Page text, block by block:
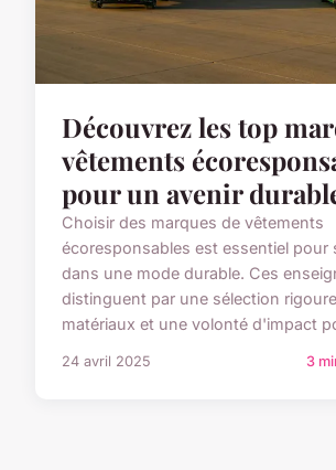
Découvrez les top
vêtements
pour un avenir
Choisir des marques de vêtements
écoresponsables est essentiel pour
dans une mode durable. Ces
distinguent par une sélection
matériaux et une volonté d'impact
24 avril 2025 3